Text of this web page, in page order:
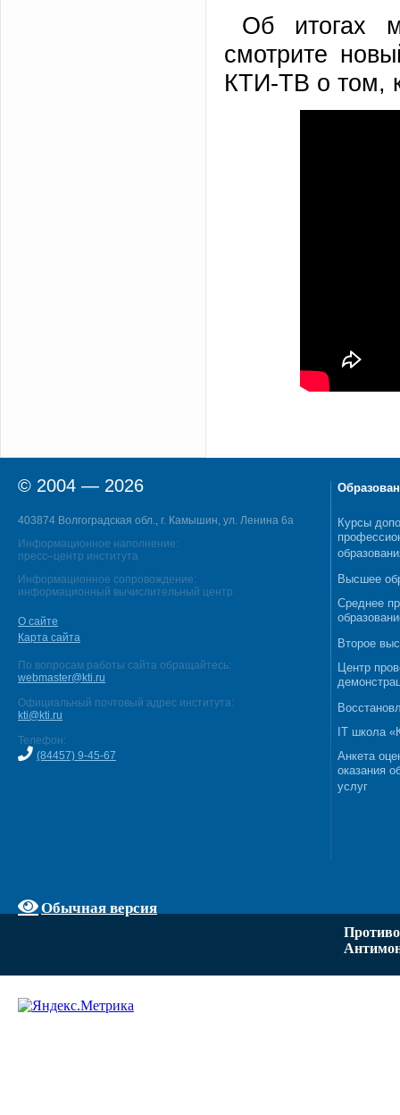
Об итогах
смотрите
КТИ-ТВ о том,
© 2004 — 2026
403874 Волгоградская обл., г. Камышин, ул. Ленина 6а
Информационное наполнение:
пресс–центр института
Информационное сопровождение:
информационный вычислительный центр
О сайте
Карта сайта
По вопросам работы сайта обращайтесь:
webmaster@kti.ru
Официальный почтовый адрес института:
kti@kti.ru
Телефон:
(84457) 9-45-67
Обычная версия
Курсы
Высшее
Среднее
Второе
Центр
IT школа
Анкета
оказания
услуг